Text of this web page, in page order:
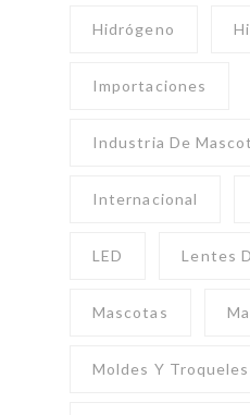
Hidrógeno
Importaciones
Industria De
Internacional
LED Lentes
Mascotas
Moldes Y Troqueles